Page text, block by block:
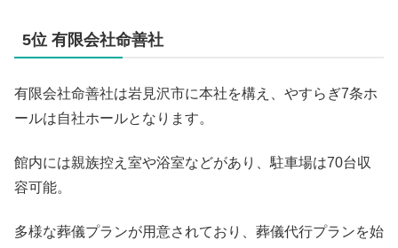
5位 有限会社命善社
有限会社命善社は岩見沢市に本社を構え、やすらぎ7条ホ
ールは自社ホールとなります。
館内には親族控え室や浴室などがあり、駐車場は70台収
容可能。
多様な葬儀プランが用意されており、葬儀代行プランを始